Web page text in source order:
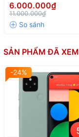
6.000.000₫
11.000.000₫
SẢN PHẨM ĐÃ XEM
-24%